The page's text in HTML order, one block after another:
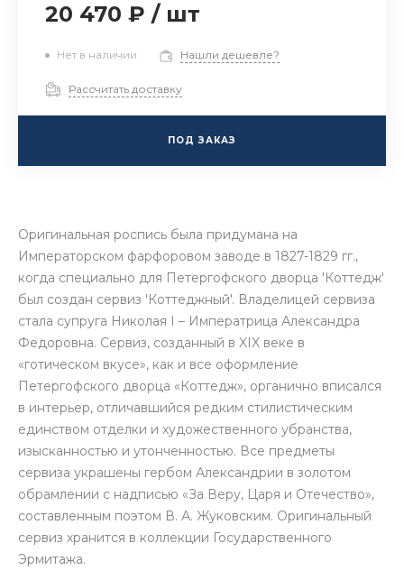
20 470 ₽ / шт
Нет в наличии Нашли дешевле?
Рассчитать доставку
ПОД ЗАКАЗ
Оригинальная роспись была придумана на
Императорском фарфоровом заводе в 1827-1829 гг.,
когда специально для Петергофского дворца 'Коттедж'
был создан сервиз 'Коттеджный'. Владелицей сервиза
стала супруга Николая I – Императрица Александра
Федоровна. Сервиз, созданный в XIX веке в
«готическом вкусе», как и все оформление
Петергофского дворца «Коттедж», органично вписался
в интерьер, отличавшийся редким стилистическим
единством отделки и художественного убранства,
изысканностью и утонченностью. Все предметы
сервиза украшены гербом Александрии в золотом
обрамлении с надписью «За Веру, Царя и Отечество»,
составленным поэтом В. А. Жуковским. Оригинальный
сервиз хранится в коллекции Государственного
Эрмитажа.